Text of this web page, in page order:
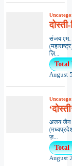
संजय एम.
ज़ि...
Total
August
अजय जैन
ज़...
Total
August